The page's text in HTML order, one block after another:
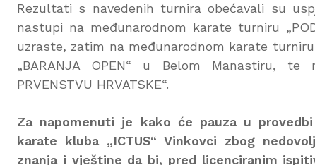
Rezultati s navedenih turnira obećavali su
nastupi na međunarodnom karate turniru
uzraste, zatim na međunarodnom karate
„BARANJA OPEN“ u Belom Manastiru, te
PRVENSTVU HRVATSKE“.
Za napomenuti je kako će pauza u
karate kluba „ICTUS“ Vinkovci zbog
znanja i vještine da bi, pred licenciranim